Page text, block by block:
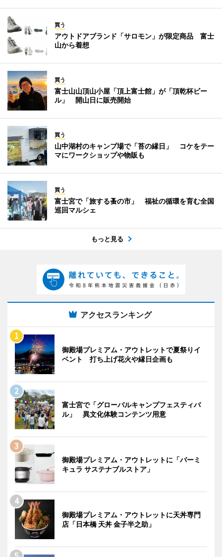
買う
アウトドアブランド「サロモン」が限定商品 富士
山から着想
買う
富士山山頂山小屋「頂上富士館」が「頂乾杯ビー
ル」 開山日に販売開始
買う
山中湖村のキャンプ場で「苔の縁日」 コケをテー
マにワークショップや物販も
買う
富士宮で「旅する蚤の市」 福祉の循環を育む全国
巡回マルシェ
もっと見る
アクセスランキング
御殿場プレミアム・アウトレットで夏祭りイ
ベント 打ち上げ花火や縁日企画も
富士宮で「グローバルキャンプフェスティバ
ル」 異文化体験コンテンツ用意
御殿場プレミアム・アウトレットに「バーミ
キュラ サステナブルストア」
御殿場プレミアム・アウトレットに天丼専門
店「日本橋 天丼 金子半之助」